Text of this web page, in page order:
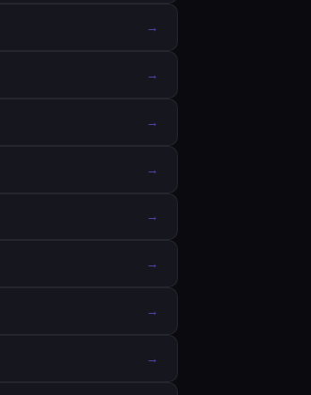
→
→
→
→
→
→
→
→